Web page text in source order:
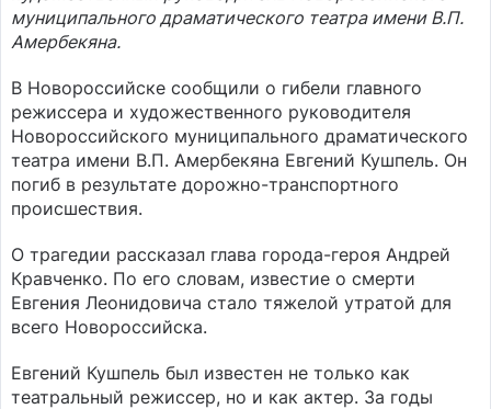
муниципального драматического театра имени В.П.
Амербекяна.
В Новороссийске сообщили о гибели главного
режиссера и художественного руководителя
Новороссийского муниципального драматического
театра имени В.П. Амербекяна Евгений Кушпель. Он
погиб в результате дорожно-транспортного
происшествия.
О трагедии рассказал глава города-героя Андрей
Кравченко. По его словам, известие о смерти
Евгения Леонидовича стало тяжелой утратой для
всего Новороссийска.
Евгений Кушпель был известен не только как
театральный режиссер, но и как актер. За годы